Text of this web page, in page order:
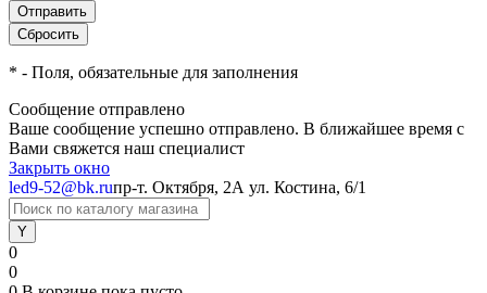
* - Поля, обязательные для заполнения
Сообщение отправлено
Ваше сообщение успешно отправлено. В ближайшее время с
Вами свяжется наш специалист
Закрыть окно
led9-52@bk.ruпр-т. Октября, 2А ул. Костина, 6/1
0
0